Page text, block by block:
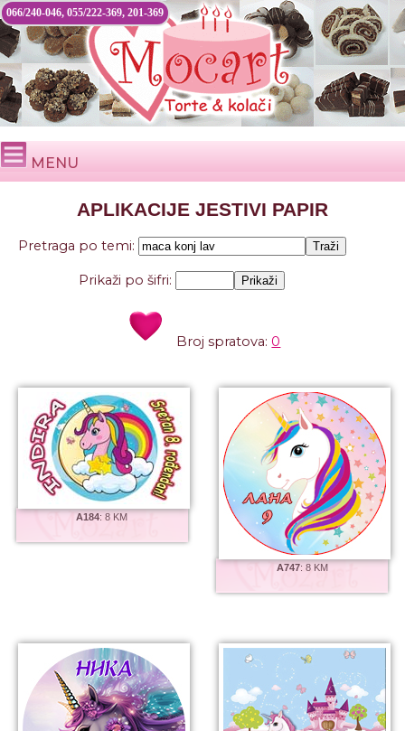
MENU
APLIKACIJE JESTIVI PAPIR
Pretraga po temi:
Prikaži po šifri:
Broj spratova:0
A184:8 KM
A747: 8 KM
066/240-046, 055/222-369, 201-369